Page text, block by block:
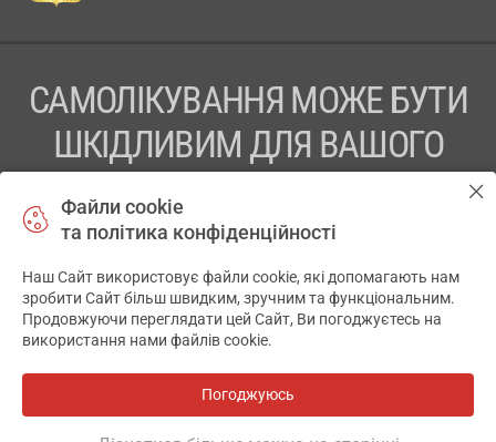
САМОЛІКУВАННЯ МОЖЕ БУТИ
ШКІДЛИВИМ ДЛЯ ВАШОГО
ПЕРЕД ЗАСТОСУВАННЯМ ПРЕПАРАТУ ПРОКОНСУЛЬТУЙТЕСЬ
ТОВ «АПТЕКА 911.ЮА» Код ЄДРПОУ 43631965.
Відмова від відповідальності
© 2014-2026. Медична інформаційна система АПТЕКА911.ЮА
Файли cookie
та політика конфіденційності
Наш Сайт використовує файли cookie, які допомагають нам
зробити Сайт більш швидким, зручним та функціональним.
Продовжуючи переглядати цей Сайт, Ви погоджуєтесь на
використання нами файлів cookie.
Погоджуюсь
✕